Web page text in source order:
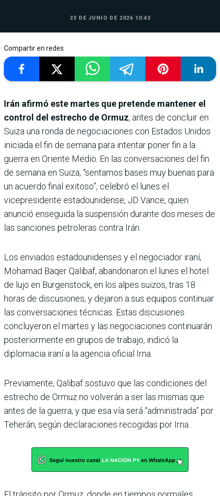
23 DE JUNIO DE 2026 10:43
Compartir en redes
Irán afirmó este martes que pretende mantener el
control del estrecho de Ormuz, antes de concluir en
Suiza una ronda de negociaciones con Estados Unidos
iniciada el fin de semana para intentar poner fin a la
guerra en Oriente Medio. En las conversaciones del fin
de semana en Suiza, “sentamos bases muy buenas para
un acuerdo final exitoso”, celebró el lunes el
vicepresidente estadounidense, JD Vance, quien
anunció enseguida la suspensión durante dos meses de
las sanciones petroleras contra Irán.
Los enviados estadounidenses y el negociador iraní,
Mohamad Baqer Qalibaf, abandonaron el lunes el hotel
de lujo en Burgenstock, en los alpes suizos, tras 18
horas de discusiones, y dejaron a sus equipos continuar
las conversaciones técnicas. Estas discusiones
concluyeron el martes y las negociaciones continuarán
posteriormente en grupos de trabajo, indicó la
diplomacia iraní a la agencia oficial Irna.
Previamente, Qalibaf sostuvo que las condiciones del
estrecho de Ormuz no volverán a ser las mismas que
antes de la guerra, y que esa vía será “administrada” por
Teherán, según declaraciones recogidas por Irna.